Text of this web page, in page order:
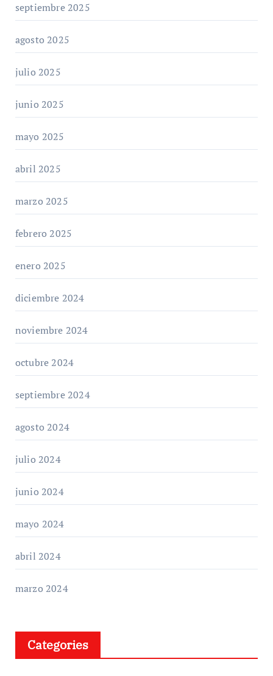
septiembre 2025
agosto 2025
julio 2025
junio 2025
mayo 2025
abril 2025
marzo 2025
febrero 2025
enero 2025
diciembre 2024
noviembre 2024
octubre 2024
septiembre 2024
agosto 2024
julio 2024
junio 2024
mayo 2024
abril 2024
marzo 2024
Categories